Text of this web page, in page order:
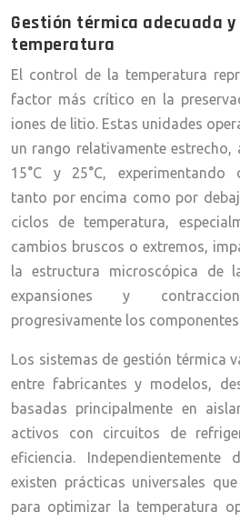
Gestión térmica adecuada y
temperatura
El control de la temperatura
factor más crítico en la
iones de litio. Estas unidades
un rango relativamente estrecho,
15°C y 25°C, experimentando
tanto por encima como por
ciclos de temperatura,
cambios bruscos o extremos,
la estructura microscópica de
expansiones y
progresivamente los
Los sistemas de gestión térmica
entre fabricantes y modelos,
basadas principalmente en
activos con circuitos de
eficiencia. Independientemente
existen prácticas universales
para optimizar la temperatura